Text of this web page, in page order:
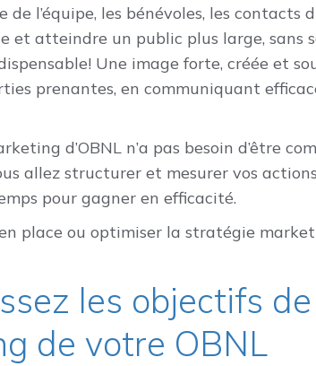
de l’équipe, les bénévoles, les contacts
et atteindre un public plus large,
Une image forte, créée et
prenantes, en communiquant
d’OBNL n’a pas besoin d’être
allez structurer et mesurer vos
pour gagner en efficacité.
place ou optimiser la stratégie
les objectifs
de votre OBNL